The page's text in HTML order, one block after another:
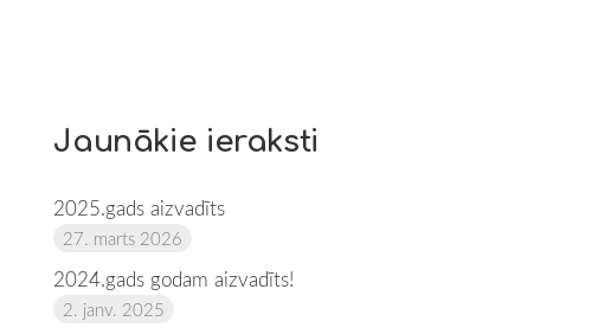
Jaunākie ieraksti
2025.gads aizvadīts
27. marts 2026
2024.gads godam aizvadīts!
2. janv. 2025